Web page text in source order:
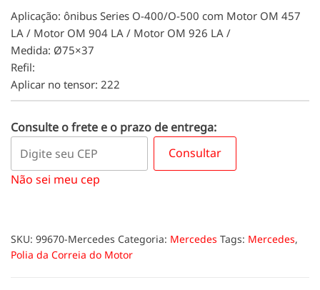
Aplicação: ônibus Series O-400/O-500 com Motor OM 457
LA / Motor OM 904 LA / Motor OM 926 LA /
Medida: Ø75×37
Refil:
Aplicar no tensor: 222
Consulte o frete e o prazo de entrega:
Consultar
Não sei meu cep
SKU: 99670-Mercedes Categoria: Mercedes Tags: Mercedes,
Polia da Correia do Motor